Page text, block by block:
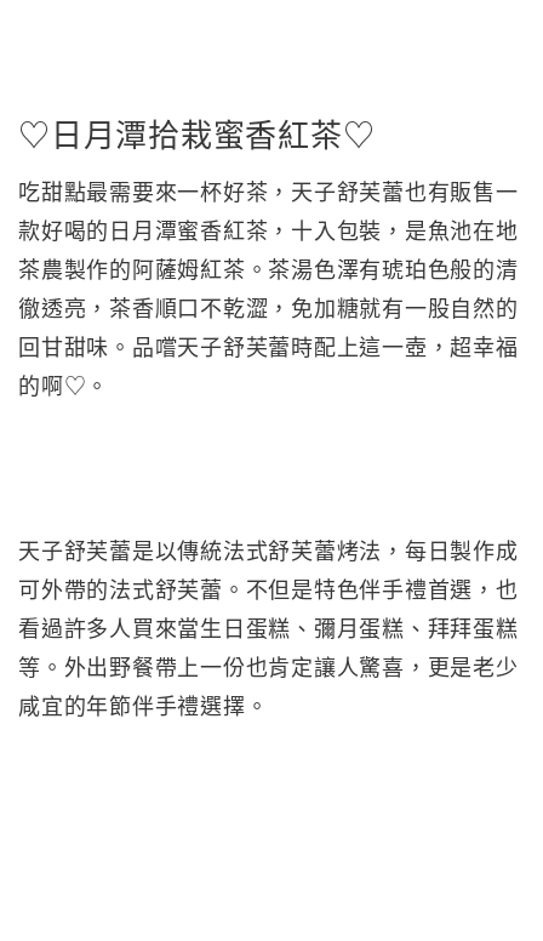
♡日月潭拾栽蜜香紅茶♡
吃甜點最需要來一杯好茶，天子舒芙蕾也有販售一
款好喝的日月潭蜜香紅茶，十入包裝，是魚池在地
茶農製作的阿薩姆紅茶。茶湯色澤有琥珀色般的清
徹透亮，茶香順口不乾澀，免加糖就有一股自然的
回甘甜味。品嚐天子舒芙蕾時配上這一壺，超幸福
的啊♡。
天子舒芙蕾是以傳統法式舒芙蕾烤法，每日製作成
可外帶的法式舒芙蕾。不但是特色伴手禮首選，也
看過許多人買來當生日蛋糕、彌月蛋糕、拜拜蛋糕
等。外出野餐帶上一份也肯定讓人驚喜，更是老少
咸宜的年節伴手禮選擇。